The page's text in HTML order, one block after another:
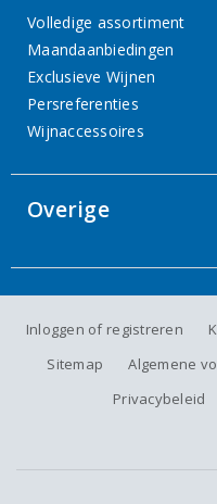
Volledige assortiment
Maandaanbiedingen
Exclusieve Wijnen
Persreferenties
Wijnaccessoires
Overige
Inloggen of registreren
Sitemap
Algemene
Privacybeleid